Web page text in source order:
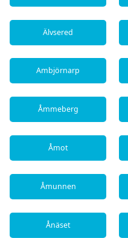
Älvsered
Ambjörnarp
Åmmeberg
Åmot
Åmunnen
Ånäset